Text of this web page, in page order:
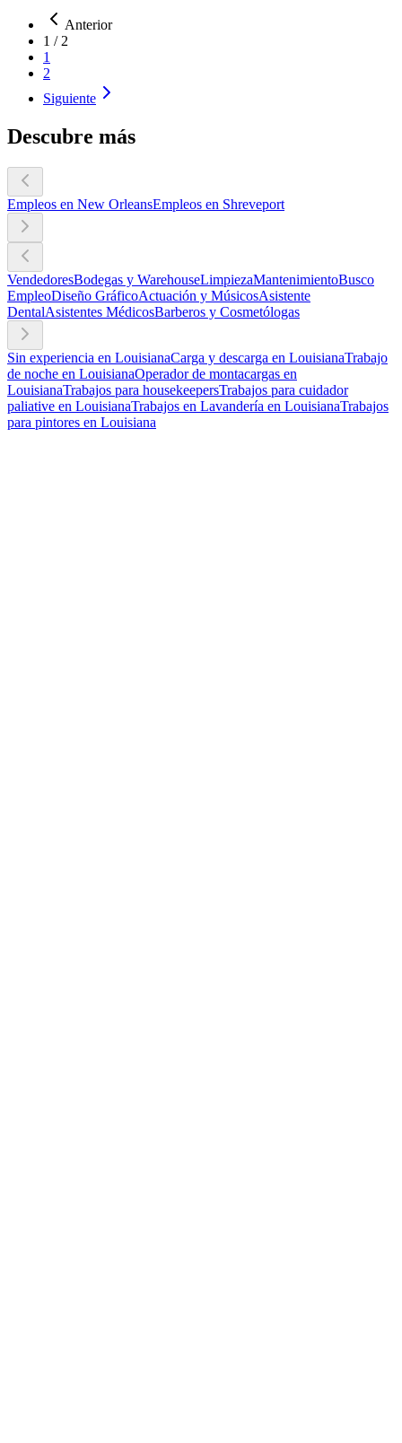
Anterior
1 / 2
1
2
Siguiente
Descubre más
Empleos en New OrleansEmpleos en Shreveport
VendedoresBodegas y WarehouseLimpiezaMantenimientoBusco
EmpleoDiseño GráficoActuación y MúsicosAsistente
DentalAsistentes MédicosBarberos y Cosmetólogas
Sin experiencia en LouisianaCarga y descarga en LouisianaTrabajo
de noche en LouisianaOperador de montacargas en
LouisianaTrabajos para housekeepersTrabajos para cuidador
paliative en LouisianaTrabajos en Lavandería en LouisianaTrabajos
para pintores en Louisiana